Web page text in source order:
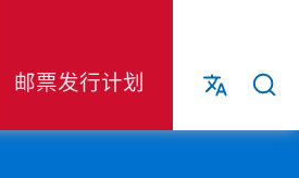
邮票发行计划